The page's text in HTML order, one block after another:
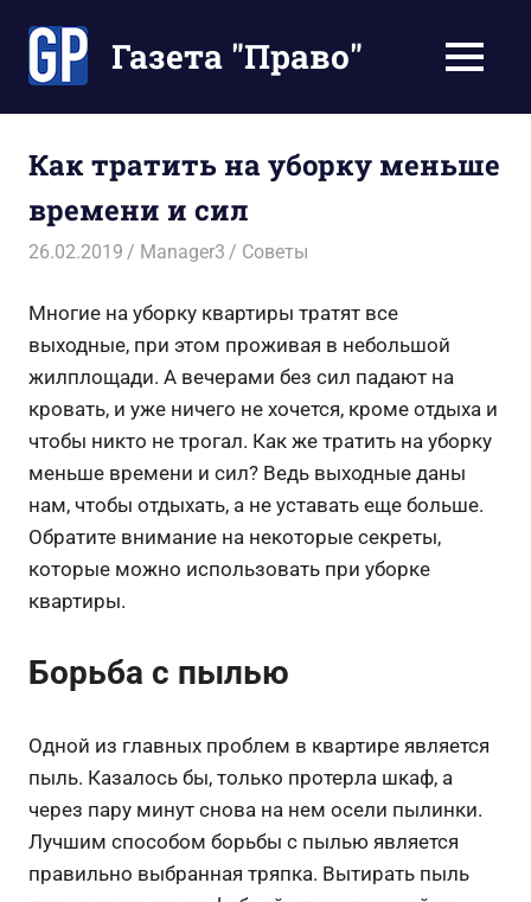
содержимомуГазета "Право"
экономят
Ваше
время
МЕНЮ
Как тратить на уборку меньше
времени и сил
26.02.2019 Manager3 Советы
Многие на уборку квартиры тратят все
выходные, при этом проживая в небольшой
жилплощади. А вечерами без сил падают на
кровать, и уже ничего не хочется, кроме отдыха и
чтобы никто не трогал. Как же тратить на уборку
меньше времени и сил? Ведь выходные даны
нам, чтобы отдыхать, а не уставать еще больше.
Обратите внимание на некоторые секреты,
которые можно использовать при уборке
квартиры.
Борьба с пылью
Одной из главных проблем в квартире является
пыль. Казалось бы, только протерла шкаф, а
через пару минут снова на нем осели пылинки.
Лучшим способом борьбы с пылью является
правильно выбранная тряпка. Вытирать пыль